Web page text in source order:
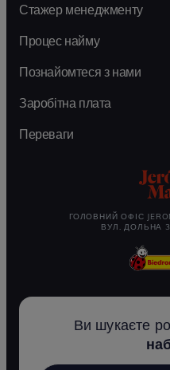
Стажер менеджменту
Процес найму
Познайомтеся з нами
Заробітна плата
Переваги
ГОЛОВНИЙ ОФІС
ВУЛ. ДОЛЬНА
Ви шукаєте